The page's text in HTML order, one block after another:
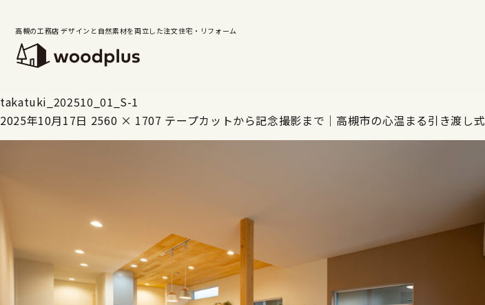
高槻の工務店 デザインと自然素材を両立した注文住宅・リフォーム
takatuki_202510_01_S-1
2025年10月17日 2560 × 1707 テープカットから記念撮影まで｜高槻市の心温まる引き渡し式